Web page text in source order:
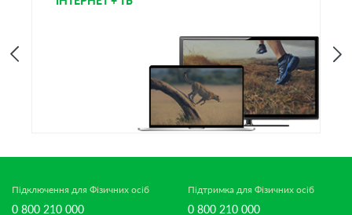
Підключення для Фізичних осіб
0 800 210 000
Підтримка для Фізичних осіб
0 800 210 000